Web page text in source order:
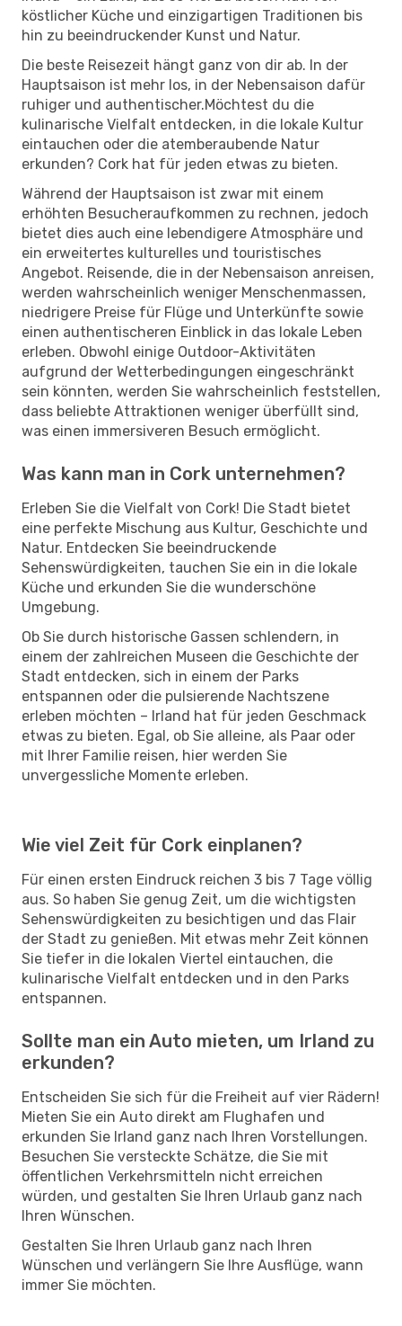
köstlicher Küche und einzigartigen Traditionen bis
hin zu beeindruckender Kunst und Natur.
Die beste Reisezeit hängt ganz von dir ab. In der
Hauptsaison ist mehr los, in der Nebensaison dafür
ruhiger und authentischer.Möchtest du die
kulinarische Vielfalt entdecken, in die lokale Kultur
eintauchen oder die atemberaubende Natur
erkunden? Cork hat für jeden etwas zu bieten.
Während der Hauptsaison ist zwar mit einem
erhöhten Besucheraufkommen zu rechnen, jedoch
bietet dies auch eine lebendigere Atmosphäre und
ein erweitertes kulturelles und touristisches
Angebot. Reisende, die in der Nebensaison anreisen,
werden wahrscheinlich weniger Menschenmassen,
niedrigere Preise für Flüge und Unterkünfte sowie
einen authentischeren Einblick in das lokale Leben
erleben. Obwohl einige Outdoor-Aktivitäten
aufgrund der Wetterbedingungen eingeschränkt
sein könnten, werden Sie wahrscheinlich feststellen,
dass beliebte Attraktionen weniger überfüllt sind,
was einen immersiveren Besuch ermöglicht.
Was kann man in Cork unternehmen?
Erleben Sie die Vielfalt von Cork! Die Stadt bietet
eine perfekte Mischung aus Kultur, Geschichte und
Natur. Entdecken Sie beeindruckende
Sehenswürdigkeiten, tauchen Sie ein in die lokale
Küche und erkunden Sie die wunderschöne
Umgebung.
Ob Sie durch historische Gassen schlendern, in
einem der zahlreichen Museen die Geschichte der
Stadt entdecken, sich in einem der Parks
entspannen oder die pulsierende Nachtszene
erleben möchten – Irland hat für jeden Geschmack
etwas zu bieten. Egal, ob Sie alleine, als Paar oder
mit Ihrer Familie reisen, hier werden Sie
unvergessliche Momente erleben.
Wie viel Zeit für Cork einplanen?
Für einen ersten Eindruck reichen 3 bis 7 Tage völlig
aus. So haben Sie genug Zeit, um die wichtigsten
Sehenswürdigkeiten zu besichtigen und das Flair
der Stadt zu genießen. Mit etwas mehr Zeit können
Sie tiefer in die lokalen Viertel eintauchen, die
kulinarische Vielfalt entdecken und in den Parks
entspannen.
Sollte man ein Auto mieten, um Irland zu
erkunden?
Entscheiden Sie sich für die Freiheit auf vier Rädern!
Mieten Sie ein Auto direkt am Flughafen und
erkunden Sie Irland ganz nach Ihren Vorstellungen.
Besuchen Sie versteckte Schätze, die Sie mit
öffentlichen Verkehrsmitteln nicht erreichen
würden, und gestalten Sie Ihren Urlaub ganz nach
Ihren Wünschen.
Gestalten Sie Ihren Urlaub ganz nach Ihren
Wünschen und verlängern Sie Ihre Ausflüge, wann
immer Sie möchten.